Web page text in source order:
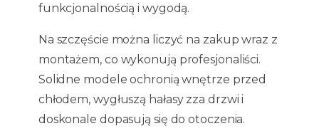
funkcjonalnością i wygodą.
Na szczęście można liczyć na zakup wraz z
montażem, co wykonują profesjonaliści.
Solidne modele ochronią wnętrze przed
chłodem, wygłuszą hałasy zza drzwi i
doskonale dopasują się do otoczenia.